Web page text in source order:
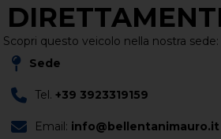
Scopri questo veicolo nella nostra sede:
Sede
Tel.+39 3923319159
Email: info@bellentanimauro.it